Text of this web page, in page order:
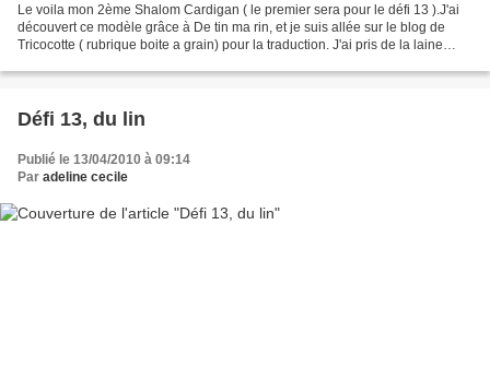
Le voila mon 2ème Shalom Cardigan ( le premier sera pour le défi 13 ).J'ai
découvert ce modèle grâce à De tin ma rin, et je suis allée sur le blog de
Tricocotte ( rubrique boite a grain) pour la traduction. J'ai pris de la laine
Défi 13, du lin
Publié le 13/04/2010 à 09:14
Par adeline cecile